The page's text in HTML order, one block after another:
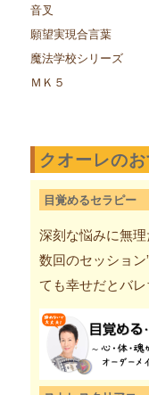
音叉
願望実現合言葉
魔法学校シリーズ
ＭＫ５
クオーレの
目覚めるセラピー
深刻な悩みに無
数回のセッショ
ても幸せだとバ